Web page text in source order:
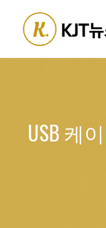
content
USB 케